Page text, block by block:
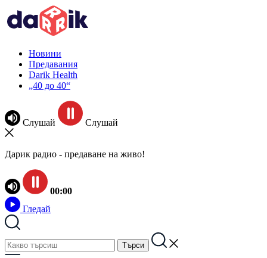
Новини
Предавания
Darik Health
„40 до 40“
Слушай Слушай
Дарик радио - предаване на живо!
00:00
Гледай